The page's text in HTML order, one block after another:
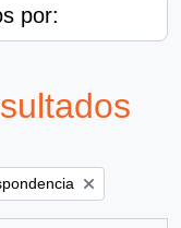
por:
filter: